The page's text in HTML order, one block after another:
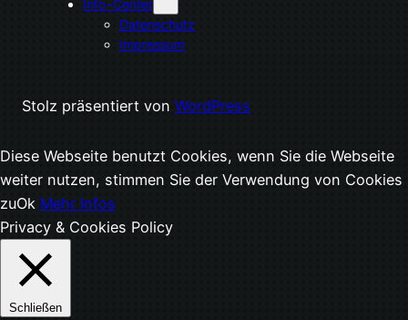
Info-Center
Datenschutz
Impressum
Stolz präsentiert von WordPress
Diese Webseite benutzt Cookies, wenn Sie die Webseite
weiter nutzen, stimmen Sie der Verwendung von Cookies
zuOk Mehr Infos
Privacy & Cookies Policy
Schließen